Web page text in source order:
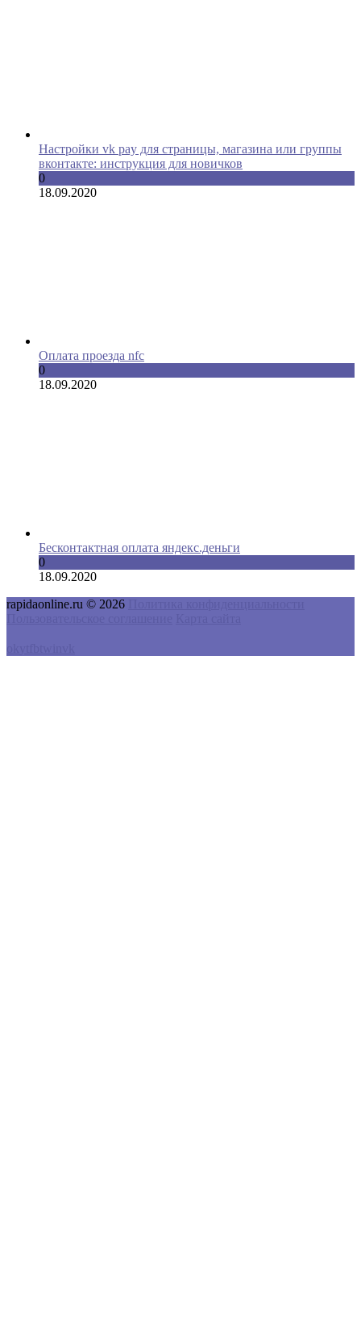
Настройки vk pay для страницы, магазина или группы
вконтакте: инструкция для новичков
0
18.09.2020
Оплата проезда nfc
0
18.09.2020
Бесконтактная оплата яндекс.деньги
0
18.09.2020
rapidaonline.ru © 2026